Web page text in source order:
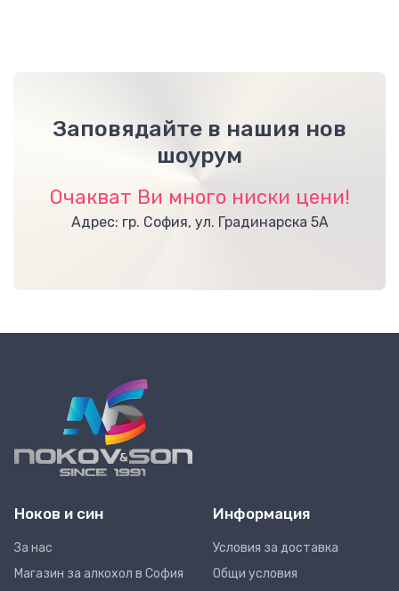
Заповядайте в нашия нов
шоурум
Очакват Ви много ниски цени!
Адрес: гр. София, ул. Градинарска 5А
Ноков и син
За нас
Магазин за алкохол в София
Информация
Условия за доставка
Общи условия